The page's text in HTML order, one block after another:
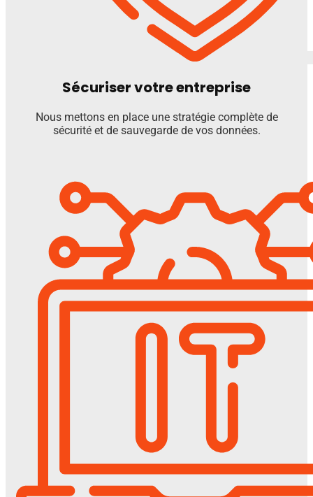
Sécuriser votre entreprise
Nous mettons en place une stratégie complète de
sécurité et de sauvegarde de vos données.